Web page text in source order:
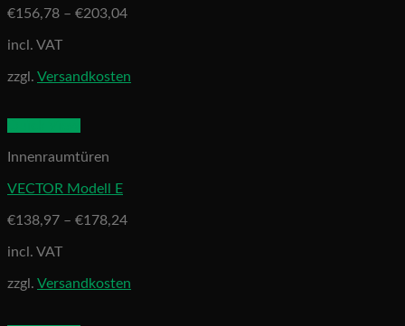
€156,78 – €203,04
incl. VAT
zzgl. Versandkosten
Innenraumtüren
VECTOR Modell E
€138,97 – €178,24
incl. VAT
zzgl. Versandkosten